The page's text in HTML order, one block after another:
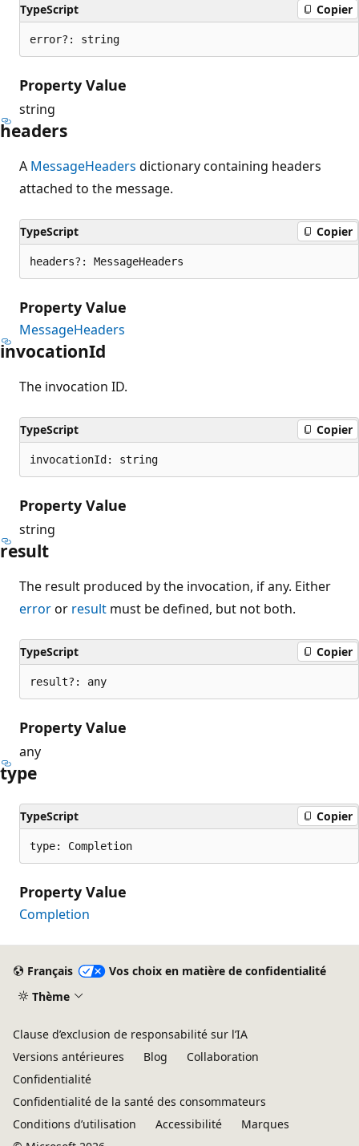
TypeScript Copier
error?: string
Property Value
string
headers
A MessageHeaders dictionary containing headers
attached to the message.
TypeScript Copier
headers?: MessageHeaders
Property Value
MessageHeaders
invocationId
The invocation ID.
TypeScript Copier
invocationId: string
Property Value
string
result
The result produced by the invocation, if any. Either
erroror result must be defined, but not both.
TypeScript Copier
result?: any
Property Value
any
type
TypeScript Copier
type: Completion
Property Value
Completion
désactivé
Français
Vos choix en matière de confidentialité
Thème
Clause d’exclusion de responsabilité sur l’IA
Versions antérieures
Blog
Collaboration
Confidentialité
Confidentialité de la santé des consommateurs
Conditions d’utilisation
Accessibilité
Marques